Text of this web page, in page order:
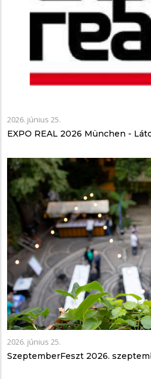
2026. június 25.
EXPO REAL 2026 München -
2026. június 25.
SzeptemberFeszt 2026.